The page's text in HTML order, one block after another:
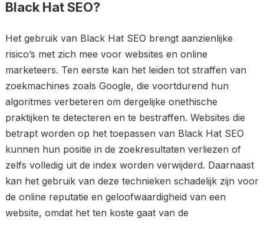
Black Hat SEO?
Het gebruik van Black Hat SEO brengt aanzienlijke
risico’s met zich mee voor websites en online
marketeers. Ten eerste kan het leiden tot straffen van
zoekmachines zoals Google, die voortdurend hun
algoritmes verbeteren om dergelijke onethische
praktijken te detecteren en te bestraffen. Websites die
betrapt worden op het toepassen van Black Hat SEO
kunnen hun positie in de zoekresultaten verliezen of
zelfs volledig uit de index worden verwijderd. Daarnaast
kan het gebruik van deze technieken schadelijk zijn voor
de online reputatie en geloofwaardigheid van een
website, omdat het ten koste gaat van de